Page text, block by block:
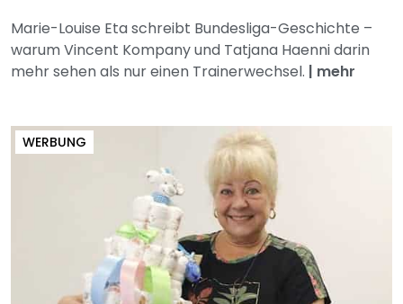
Marie-Louise Eta schreibt Bundesliga-Geschichte –
warum Vincent Kompany und Tatjana Haenni darin
mehr sehen als nur einen Trainerwechsel. | mehr
WERBUNG